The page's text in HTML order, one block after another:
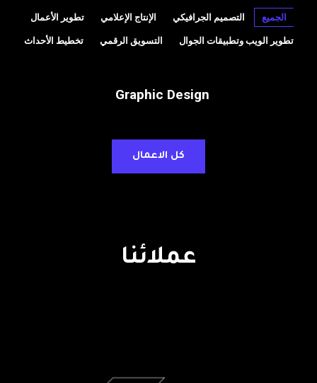
الجميع التصميم الجرافيكي الإنتاج الإعلامي تطوير الأعمال
تطوير الويب وتطبيقات الجوال التسويق الرقمي تخطيط الأحداث
Graphic Design
كل الاعمال
عملائنا